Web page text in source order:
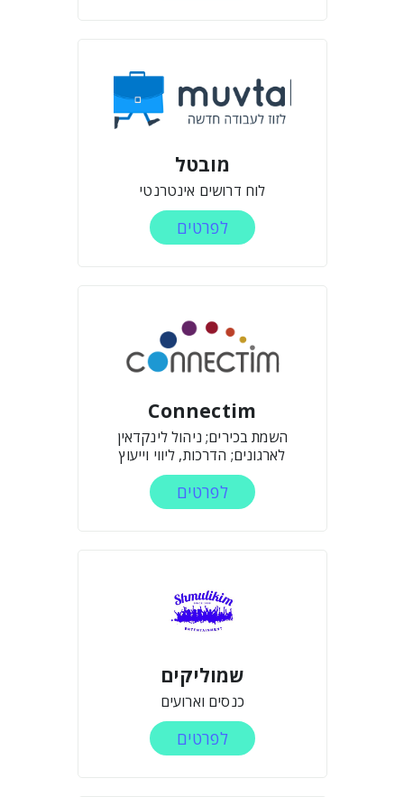
מובטל
לוח דרושים אינטרנטי
לפרטים
Connectim
השמת בכירים; ניהול לינקדאין
לארגונים; הדרכות, ליווי וייעוץ
לפרטים
שמוליקים
כנסים וארועים
לפרטים